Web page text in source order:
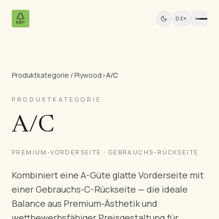
DE▾
Produkte
Alle Produkte
Massivholzplatten
Schnittholz
Türen
Profilleisten
Teak-Platten
Produktkategorie / Plywood ›A/C
PRODUKTKATEGORIE
A/C
PREMIUM-VORDERSEITE · GEBRAUCHS-RÜCKSEITE
Kombiniert eine A-Güte glatte Vorderseite mit
einer Gebrauchs-C-Rückseite — die ideale
Balance aus Premium-Ästhetik und